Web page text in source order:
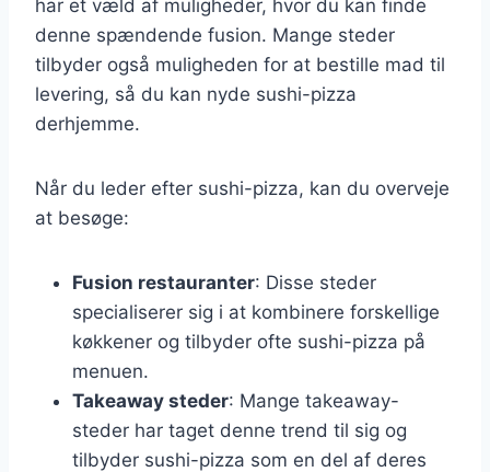
har et væld af muligheder, hvor du kan finde
denne spændende fusion. Mange steder
tilbyder også muligheden for at bestille mad til
levering, så du kan nyde sushi-pizza
derhjemme.
Når du leder efter sushi-pizza, kan du overveje
at besøge:
Fusion restauranter: Disse steder
specialiserer sig i at kombinere forskellige
køkkener og tilbyder ofte sushi-pizza på
menuen.
Takeaway steder: Mange takeaway-
steder har taget denne trend til sig og
tilbyder sushi-pizza som en del af deres